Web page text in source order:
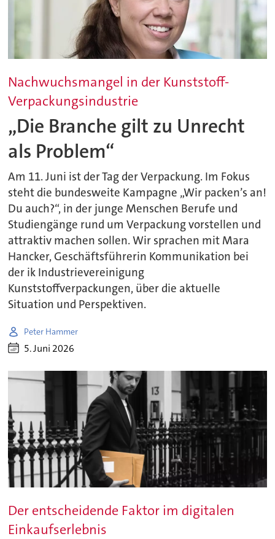
Nachwuchsmangel in der Kunststoff-
Verpackungsindustrie
„Die Branche gilt zu Unrecht
als Problem“
Am 11. Juni ist der Tag der Verpackung. Im Fokus
steht die bundesweite Kampagne „Wir packen’s an!
Du auch?“, in der junge Menschen Berufe und
Studiengänge rund um Verpackung vorstellen und
attraktiv machen sollen. Wir sprachen mit Mara
Hancker, Geschäftsführerin Kommunikation bei
der ik Industrievereinigung
Kunststoffverpackungen, über die aktuelle
Situation und Perspektiven.
Peter Hammer
5. Juni 2026
Der entscheidende Faktor im digitalen
Einkaufserlebnis